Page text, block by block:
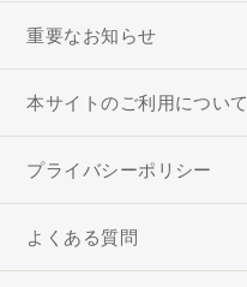
重要なお知らせ
本サイトのご利用について
プライバシーポリシー
よくある質問